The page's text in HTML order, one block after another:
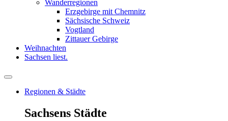
Wanderregionen
Erzgebirge mit Chemnitz
Sächsische Schweiz
Vogtland
Zittauer Gebirge
Weihnachten
Sachsen liest.
Regionen & Städte
Sachsens Städte